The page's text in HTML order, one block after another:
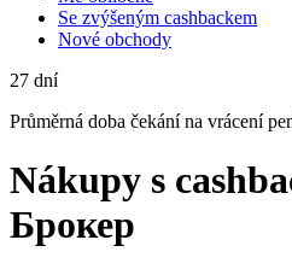
Se zvýšeným cashbackem
Nové obchody
27 dní
Průměrná doba čekání na vrácení
Nákupy s
Брокер